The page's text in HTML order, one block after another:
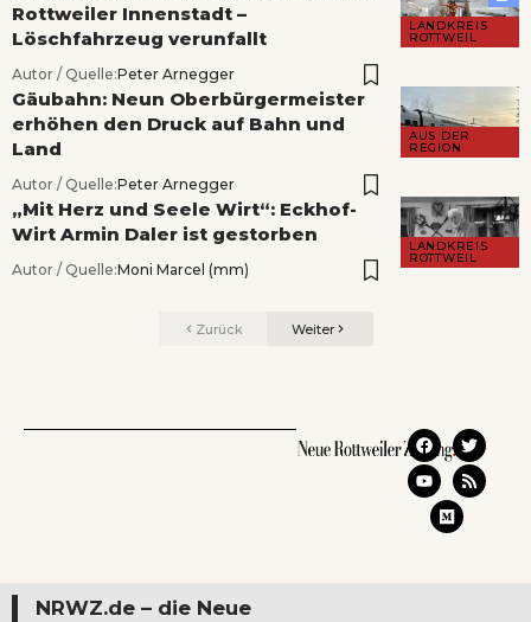
LANDKREIS
ROTTWEIL
Rottweiler Innenstadt –
Löschfahrzeug verunfallt
Autor / Quelle:Peter Arnegger
AUS DER
REGION
Gäubahn: Neun Oberbürgermeister
erhöhen den Druck auf Bahn und
Land
Autor / Quelle:Peter Arnegger
LANDKREIS
ROTTWEIL
„Mit Herz und Seele Wirt“: Eckhof-
Wirt Armin Daler ist gestorben
Autor / Quelle:Moni Marcel (mm)
Zurück Weiter
NRWZ.de – die Neue